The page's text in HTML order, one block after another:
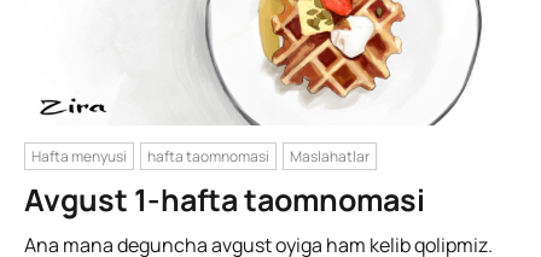
Hafta menyusi hafta taomnomasi Maslahatlar
Avgust 1-hafta taomnomasi
Ana mana deguncha avgust oyiga ham kelib qolipmiz.